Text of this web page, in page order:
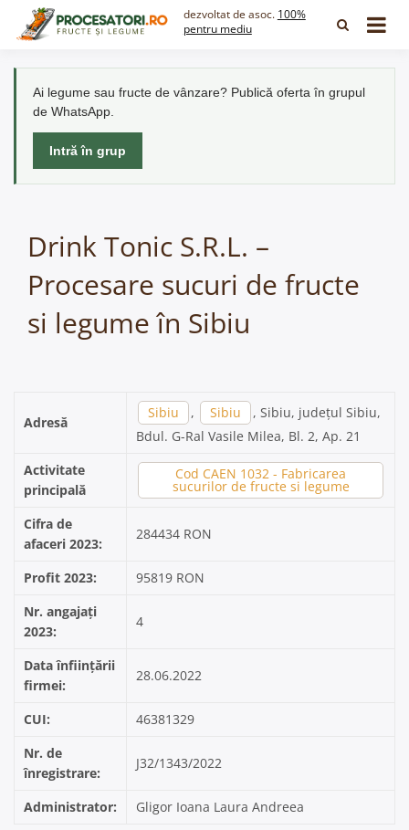
dezvoltat de asoc. 100%
pentru mediu
Ai legume sau fructe de vânzare? Publică oferta în grupul
de WhatsApp.
Intră în grup
Drink Tonic S.R.L. –
Procesare sucuri de fructe
si legume în Sibiu
Adresă
Sibiu , Sibiu
, Sibiu, județul Sibiu,
Bdul. G-Ral Vasile Milea, Bl. 2, Ap. 21
Activitate
principală
Cod CAEN 1032 - Fabricarea
sucurilor de fructe si legume
Cifra de
afaceri 2023:
284434 RON
Profit 2023:
95819 RON
Nr. angajați
2023:
4
Data înființării
firmei:
28.06.2022
CUI:
46381329
Nr. de
înregistrare:
J32/1343/2022
Administrator: Gligor Ioana Laura Andreea